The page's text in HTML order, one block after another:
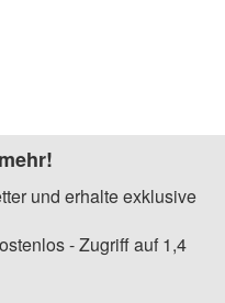
und erhalte exklusive
- Zugriff auf 1,4